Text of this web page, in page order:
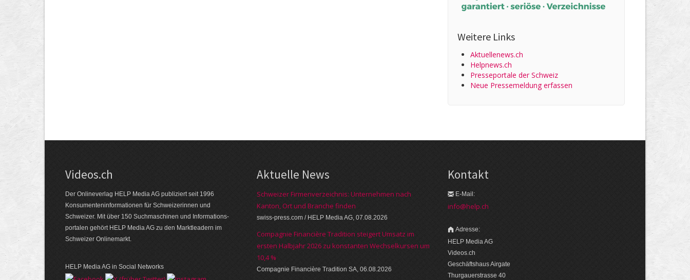
Weitere Links
Aktuellenews.ch
Helpnews.ch
Presseportale der Schweiz
Neue Pressemeldung erfassen
Videos.ch
Der Onlineverlag HELP Media AG publiziert seit 1996
Konsumenten­informationen für Schweizerinnen und
Schweizer. Mit über 150 Suchmaschinen und Informations­
portalen gehört HELP Media AG zu den Marktleadern im
Schweizer Onlinemarkt.
HELP Media AG in Social Networks
Aktuelle News
Schweizer Firmenverzeichnis: Unternehmen nach
Kanton, Ort und Branche finden
swiss-press.com / HELP Media AG, 07.08.2026
Compagnie Financière Tradition steigert Umsatz im
ersten Halbjahr 2026 zu konstanten Wechselkursen um
10,4 %
Compagnie Financière Tradition SA, 06.08.2026
Kontakt
E-Mail:
info@help.ch
Adresse:
HELP Media AG
Videos.ch
Geschäftshaus Airgate
Thurgauerstrasse 40